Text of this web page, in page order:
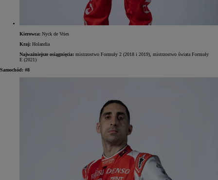
Kierowca: Nyck de Vries
Kraj: Holandia
Najważniejsze osiągnięcia: mistrzostwo Formuły 2 (2018 i 2019), mistrzostwo świata Formuły
E (2021)
Samochód: #8